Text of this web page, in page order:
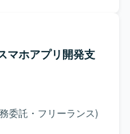
していただきます。
マホアプリ開発支
委託・フリーランス)